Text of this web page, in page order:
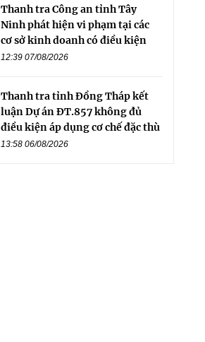
Thanh tra Công an tỉnh Tây
Ninh phát hiện vi phạm tại các
cơ sở kinh doanh có điều kiện
12:39 07/08/2026
Thanh tra tỉnh Đồng Tháp kết
luận Dự án ĐT.857 không đủ
điều kiện áp dụng cơ chế đặc thù
13:58 06/08/2026